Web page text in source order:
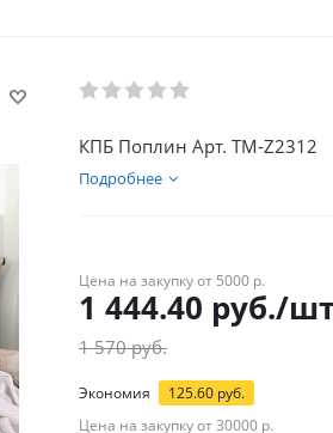
КПБ Поплин Арт. TM-Z2312
Подробнее
Цена на закупку от 5000 р.
1 444.40 руб./
1 570руб.
Экономия 125.60 руб.
Цена на закупку от 30000 р.